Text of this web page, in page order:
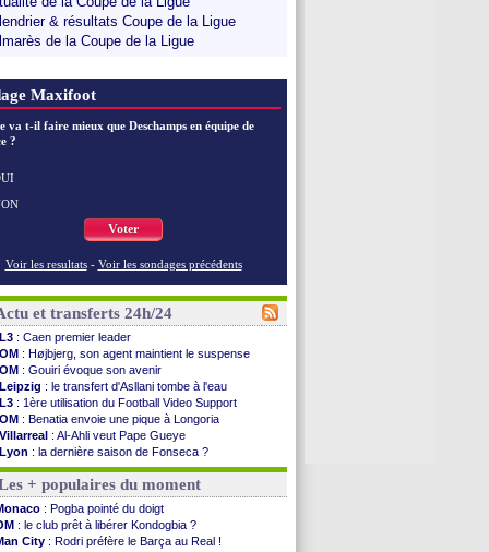
& résultats Coupe de la Ligue
de la Coupe de la Ligue
Maxifoot
va t-il faire mieux que Deschamps en équipe de
?
Voter
Voir les resultats - Voir les sondages précédents
et transferts 24h/24
L3 : Caen premier leader
OM : Højbjerg, son agent maintient le suspense
OM : Gouiri évoque son avenir
Leipzig : le transfert d'Asllani tombe à l'eau
L3 : 1ère utilisation du Football Video Support
OM : Benatia envoie une pique à Longoria
Villarreal : Al-Ahli veut Pape Gueye
Lyon : la dernière saison de Fonseca ?
OM: un nouveau prétendant pour Højbjerg
Brest: un gardien norvégien en approche ?
OM: McCourt a versé 120 M€ en 2026
PSG: 4 retours dans le groupe face à Man Utd ...
Nice: Kevin Carlos va partir en Italie
+ populaires du moment
: Pogba pointé du doigt
: le club prêt à libérer Kondogbia ?
City : Rodri préfère le Barça au Real !